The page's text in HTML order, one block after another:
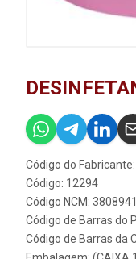
Código do
Código: 12294
Código NCM:
Código de Barras do
Código de Barras da